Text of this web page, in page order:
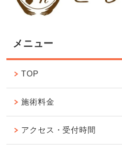
メニュー
TOP
施術料金
アクセス・受付時間